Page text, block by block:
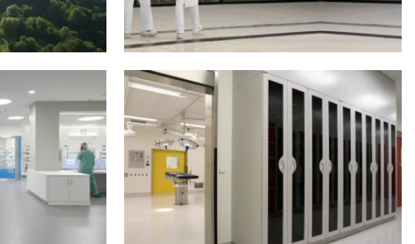
ПОКАЗАТИ ВСІ ФОТО